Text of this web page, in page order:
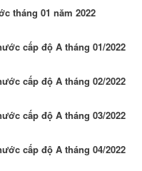
tháng 01 năm 2022
cấp độ A tháng 01/2022
cấp độ A tháng 02/2022
cấp độ A tháng 03/2022
cấp độ A tháng 04/2022